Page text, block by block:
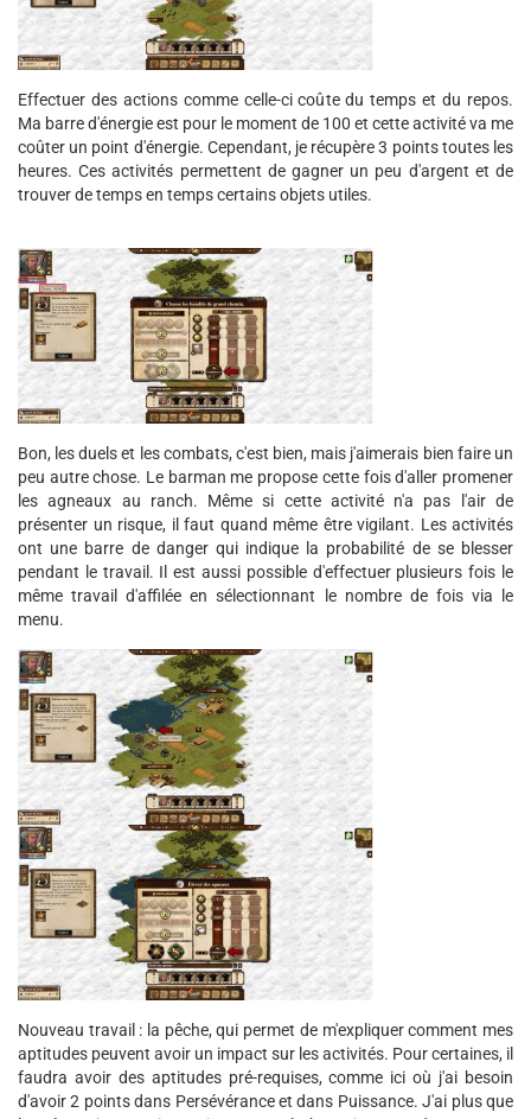
Effectuer des actions comme celle-ci coûte du temps et du repos.
Ma barre d'énergie est pour le moment de 100 et cette activité va me
coûter un point d'énergie. Cependant, je récupère 3 points toutes les
heures. Ces activités permettent de gagner un peu d'argent et de
trouver de temps en temps certains objets utiles.
Bon, les duels et les combats, c'est bien, mais j'aimerais bien faire un
peu autre chose. Le barman me propose cette fois d'aller promener
les agneaux au ranch. Même si cette activité n'a pas l'air de
présenter un risque, il faut quand même être vigilant. Les activités
ont une barre de danger qui indique la probabilité de se blesser
pendant le travail. Il est aussi possible d'effectuer plusieurs fois le
même travail d'affilée en sélectionnant le nombre de fois via le
menu.
Nouveau travail : la pêche, qui permet de m'expliquer comment mes
aptitudes peuvent avoir un impact sur les activités. Pour certaines, il
faudra avoir des aptitudes pré-requises, comme ici où j'ai besoin
d'avoir 2 points dans Persévérance et dans Puissance. J'ai plus que